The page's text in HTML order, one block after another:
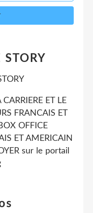
STORY
ET LE
FRANCAIS ET
OFFICE
ET AMERICAIN
sur le portail